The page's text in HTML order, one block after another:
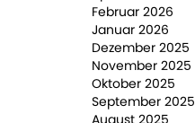
Februar 2026
Januar 2026
Dezember 2025
November 2025
Oktober 2025
September 2025
August 2025